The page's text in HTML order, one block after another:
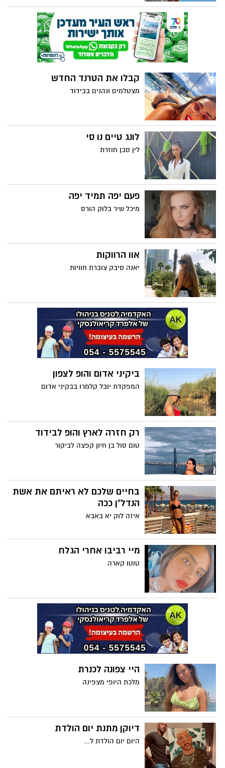
קבלו את הטרנד החדש
מצטלמים ונהנים בבידוד
לונג טיים נו סי
לין סבן חוזרת
פעם יפה תמיד יפה
מיכל שיר בלוק הורס
אוו הרווקות
יאנה סיבק צוברת חוויות
ביקיני אדום והופ לצפון
המפקדת יובל קלמרו בבקיני אדום
רק חזרה לארץ והופ לבידוד
טום סול בן חיון קפצה לביקור
בחיים שלכם לא ראיתם את אשת
הנדל"ן ככה
איזה לוק יא באבא
מיי רביבו אחרי הגלח
טוטו קארה
היי צפונה לכנרת
מלכת היופי מצפינה
דיוקן מתנת יום הולדת
היום יום הולדת ל...